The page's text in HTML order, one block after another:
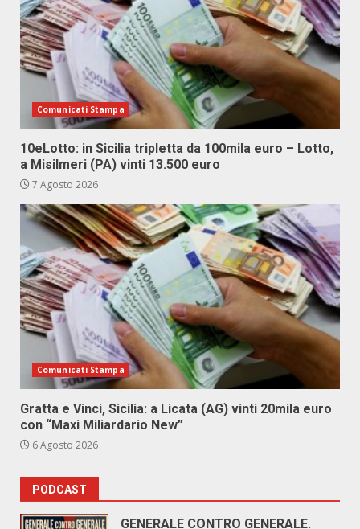
Comunicati Stampa
10eLotto: in Sicilia tripletta da 100mila euro – Lotto,
a Misilmeri (PA) vinti 13.500 euro
7 Agosto 2026
Comunicati Stampa
Gratta e Vinci, Sicilia: a Licata (AG) vinti 20mila euro
con “Maxi Miliardario New”
6 Agosto 2026
PODCAST
GENERALE CONTRO GENERALE.